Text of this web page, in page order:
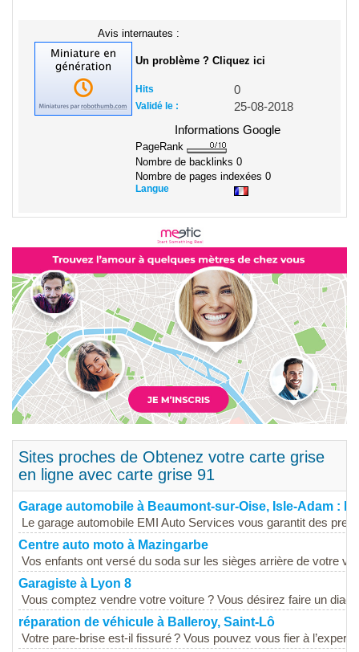
Avis internautes :
Un problème ? Cliquez ici
Hits 0
Validé le :
25-08-2018
Informations Google
PageRank
Nombre de backlinks 0
Nombre de pages indexées 0
Langue
Sites proches de Obtenez votre carte grise
en ligne avec carte grise 91
Garage automobile à Beaumont-sur-Oise, Isle-Adam :
Le garage automobile EMI Auto Services vous garantit des
Centre auto moto à Mazingarbe
Vos enfants ont versé du soda sur les sièges arrière de votre
Garagiste à Lyon 8
Vous comptez vendre votre voiture ? Vous désirez faire un
réparation de véhicule à Balleroy, Saint-Lô
Votre pare-brise est-il fissuré ? Vous pouvez vous fier à